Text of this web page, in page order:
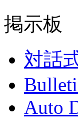
掲示板
対話
Auto